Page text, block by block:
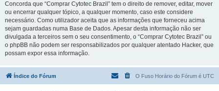
Concorda que “Comprar Cytotec Brazil” tem o direito de remover, editar, mover
ou encerrar qualquer tópico, a qualquer momento, caso este considere
necessário. Como utilizador aceita que as informações que forneceu acima
sejam guardadas numa Base de Dados. Apesar desta informação não ser
divulgada a terceiros sem o seu consentimento, o “Comprar Cytotec Brazil” ou
o phpBB não podem ser responsabilizados por qualquer atentado Hacker, que
possam expor essa informação.
Índice do Fórum O Fuso Horário do Fórum é UTC